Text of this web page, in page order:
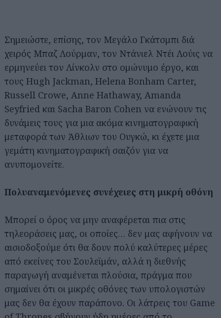
Σημειώστε, επίσης, τον Μεγάλο Γκάτσμπι διά
χειρός Μπαζ Λούρμαν, τον Ντάνιελ Ντέι Λούις να
ερμηνεύει τον Λίνκολν στο ομώνυμο έργο, και
τους Hugh Jackman, Helena Bonham Carter,
Russell Crowe, Anne Hathaway, Amanda
Seyfried και Sacha Baron Cohen να ενώνουν τις
δυνάμεις τους για μια ακόμα κινηματογραφική
μεταφορά των Άθλιων του Ουγκώ, κι έχετε μια
γεμάτη κινηματογραφική σαιζόν για να
ανυπομονείτε.
Πολυαναμενόμενες συνέχειες στη μικρή οθόνη
Μπορεί ο όρος να μην αναφέρεται πια στις
τηλεοράσεις μας, οι οποίες… δεν μας αφήνουν να
αισιοδοξούμε ότι θα δουν πολύ καλύτερες μέρες
από εκείνες του Σουλεϊμάν, αλλά η διεθνής
παραγωγή αναμένεται πλούσια, πράγμα που
σημαίνει ότι οι μικρές οθόνες των υπολογιστών
μας δεν θα έχουν παράπονο. Οι λάτρεις του Game